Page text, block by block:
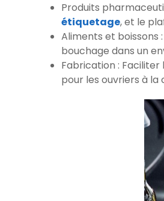
Produits
étiquetage, et le
Aliments et boissons
bouchage dans un
Fabrication : Faciliter
pour les ouvriers à la